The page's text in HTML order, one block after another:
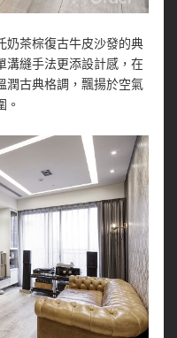
奶茶棕復古牛皮沙發的典
溝縫手法更添設計感，在
潤古典格調，飄揚於空氣
。